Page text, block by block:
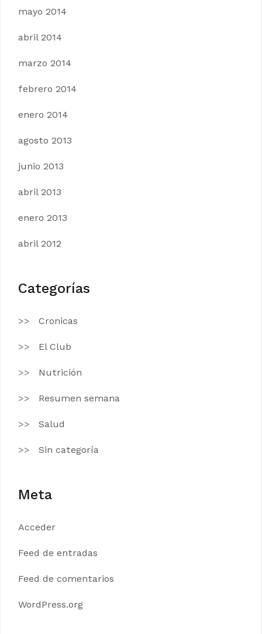
mayo 2014
abril 2014
marzo 2014
febrero 2014
enero 2014
agosto 2013
junio 2013
abril 2013
enero 2013
abril 2012
Categorías
Cronicas
El Club
Nutrición
Resumen semana
Salud
Sin categoría
Meta
Acceder
Feed de entradas
Feed de comentarios
WordPress.org